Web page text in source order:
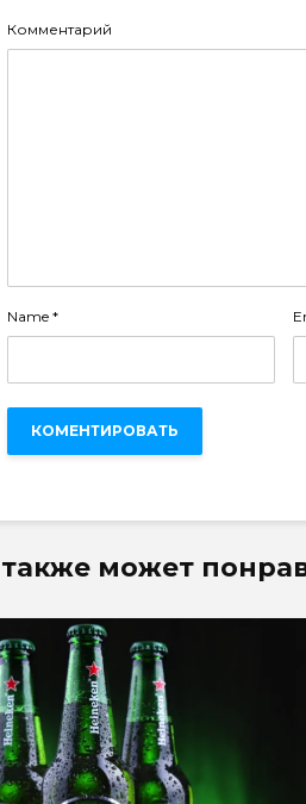
Комментарий
Name *
может